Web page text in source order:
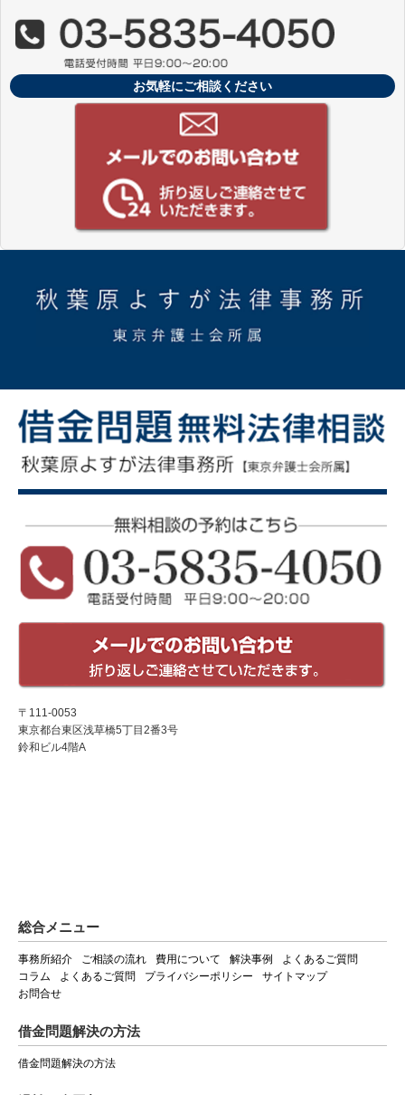
お気軽にご相談ください
〒111-0053
東京都台東区浅草橋5丁目2番3号
鈴和ビル4階A
総合メニュー
事務所紹介 ご相談の流れ 費用について 解決事例
よくあるご質問
コラム
よくあるご質問 プライバシーポリシー
サイトマップ
お問合せ
借金問題解決の方法
借金問題解決の方法